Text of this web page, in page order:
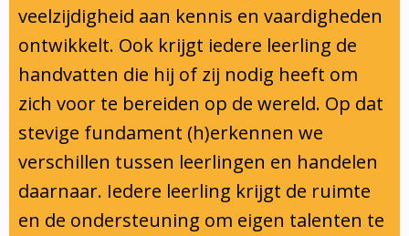
veelzijdigheid aan kennis en vaardigheden
ontwikkelt. Ook krijgt iedere leerling de
handvatten die hij of zij nodig heeft om
zich voor te bereiden op de wereld. Op dat
stevige fundament (h)erkennen we
verschillen tussen leerlingen en handelen
daarnaar. Iedere leerling krijgt de ruimte
en de ondersteuning om eigen talenten te